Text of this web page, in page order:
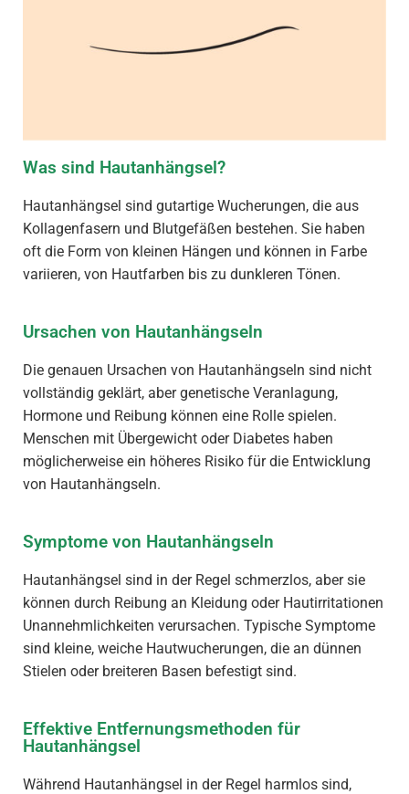
Was sind Hautanhängsel?
Hautanhängsel sind gutartige Wucherungen, die aus
Kollagenfasern und Blutgefäßen bestehen. Sie haben
oft die Form von kleinen Hängen und können in Farbe
variieren, von Hautfarben bis zu dunkleren Tönen.
Ursachen von Hautanhängseln
Die genauen Ursachen von Hautanhängseln sind nicht
vollständig geklärt, aber genetische Veranlagung,
Hormone und Reibung können eine Rolle spielen.
Menschen mit Übergewicht oder Diabetes haben
möglicherweise ein höheres Risiko für die Entwicklung
von Hautanhängseln.
Symptome von Hautanhängseln
Hautanhängsel sind in der Regel schmerzlos, aber sie
können durch Reibung an Kleidung oder Hautirritationen
Unannehmlichkeiten verursachen. Typische Symptome
sind kleine, weiche Hautwucherungen, die an dünnen
Stielen oder breiteren Basen befestigt sind.
Effektive Entfernungsmethoden für
Hautanhängsel
Während Hautanhängsel in der Regel harmlos sind,